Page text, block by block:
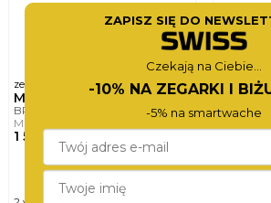
zegarek damski ø 40mm
MICHAEL KORS
BRYNN
MK7504
1 590,-
DO KOSZYKA
zegarek
BERING
CLASSIC
14520-334
690,-
ZAPISZ SIĘ DO
Czekają na Ciebie...
-10% NA ZEGARKI I
-5% na smartwache